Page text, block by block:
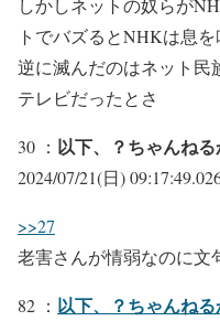
しかしネットの奴らが
トでバズるとNHKは息
逆に滅んだのはネット民
テレビだったとさ
30 ： 以下、？ちゃんね
2024/07/21(日)
>>27
老害さんが情弱なのに文
82 ： 以下、？ちゃんね